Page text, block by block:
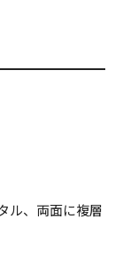
ル、両面に複層